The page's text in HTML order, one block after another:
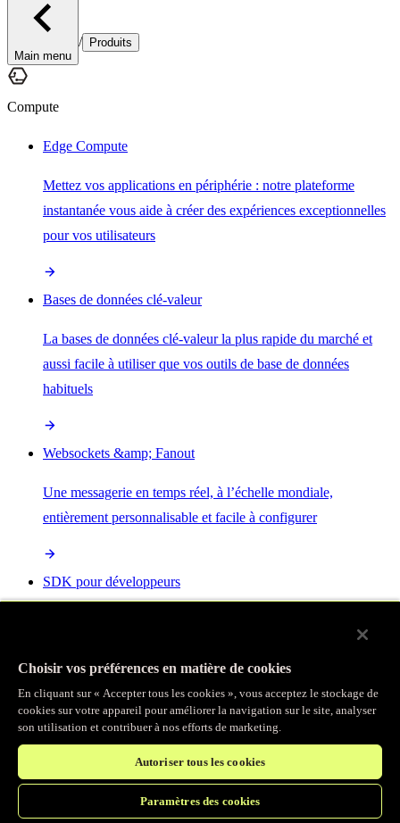
Main menu
/ Produits
Compute
Edge Compute
Mettez vos applications en périphérie : notre plateforme
instantanée vous aide à créer des expériences exceptionnelles
pour vos utilisateurs
Bases de données clé-valeur
La bases de données clé-valeur la plus rapide du marché et
aussi facile à utiliser que vos outils de base de données
habituels
Websockets &amp; Fanout
Une messagerie en temps réel, à l’échelle mondiale,
entièrement personnalisable et facile à configurer
SDK pour développeurs
Enterprise Serverless
La plus puissante de toutes les plateformes sans serveur, basée
Choisir vos préférences en matière de cookies
En cliquant sur « Accepter tous les cookies », vous acceptez le stockage de
cookies sur votre appareil pour améliorer la navigation sur le site, analyser
son utilisation et contribuer à nos efforts de marketing.
Autoriser tous les cookies
Paramètres des cookies